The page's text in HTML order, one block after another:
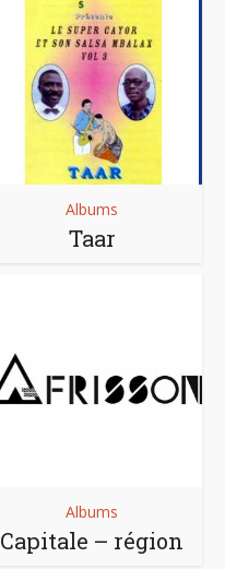
Albums
Taar
Albums
Capitale – région